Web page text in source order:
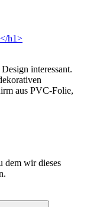
interessant.
aus PVC-Folie,
dem wir dieses